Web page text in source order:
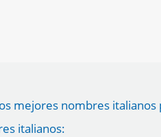
mejores nombres italianos
italianos: